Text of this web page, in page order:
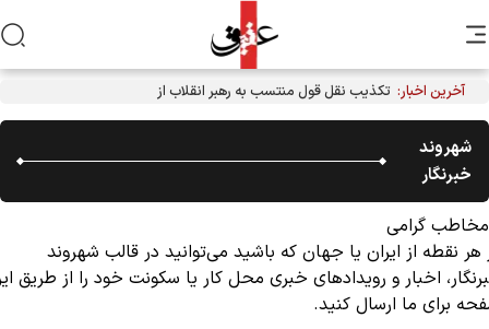
آخرین اخبار: تکذیب نقل قول منتسب به رهبر انقلاب از سوی دفتر معظم‌له
شهروند
خبرنگار
گرامی
نقطه از ایران یا جهان که باشید می‌توانید در قالب شهروند
اخبار و رویدادهای خبری محل کار یا سکونت خود را از طریق این
برای ما ارسال کنید.